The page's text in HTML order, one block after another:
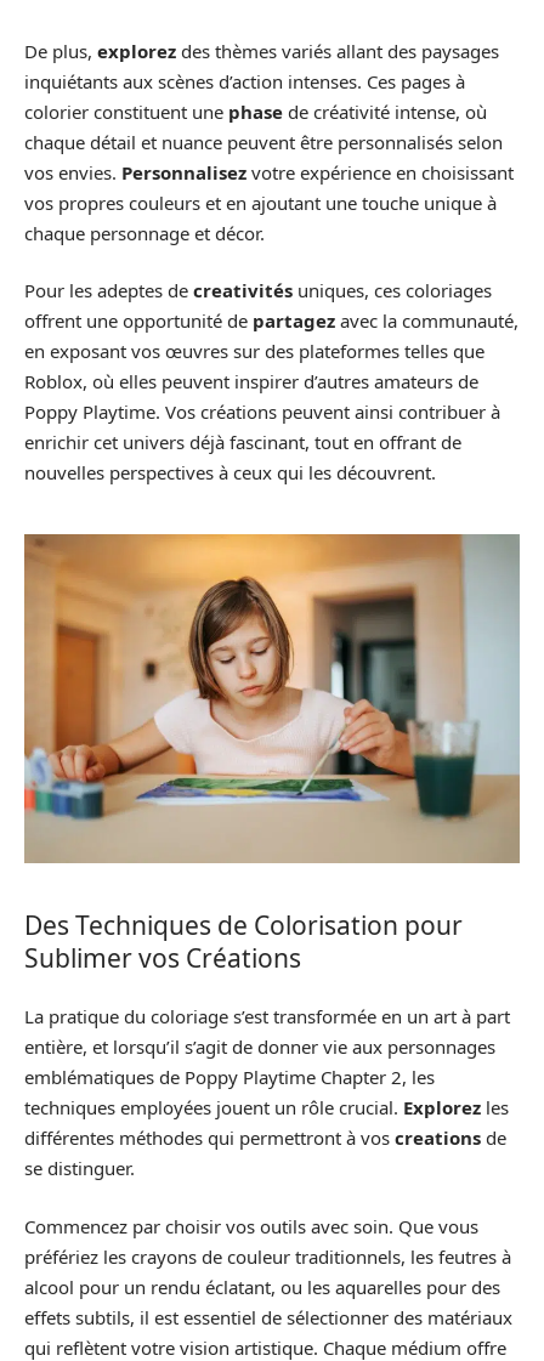
De plus, explorez des thèmes variés allant des paysages
inquiétants aux scènes d’action intenses. Ces pages à
colorier constituent une phase de créativité intense, où
chaque détail et nuance peuvent être personnalisés selon
vos envies. Personnalisez votre expérience en choisissant
vos propres couleurs et en ajoutant une touche unique à
chaque personnage et décor.
Pour les adeptes de creativités uniques, ces coloriages
offrent une opportunité de partagez avec la communauté,
en exposant vos œuvres sur des plateformes telles que
Roblox, où elles peuvent inspirer d’autres amateurs de
Poppy Playtime. Vos créations peuvent ainsi contribuer à
enrichir cet univers déjà fascinant, tout en offrant de
nouvelles perspectives à ceux qui les découvrent.
Des Techniques de Colorisation pour
Sublimer vos Créations
La pratique du coloriage s’est transformée en un art à part
entière, et lorsqu’il s’agit de donner vie aux personnages
emblématiques de Poppy Playtime Chapter 2, les
techniques employées jouent un rôle crucial. Explorez les
différentes méthodes qui permettront à vos creations de
se distinguer.
Commencez par choisir vos outils avec soin. Que vous
préfériez les crayons de couleur traditionnels, les feutres à
alcool pour un rendu éclatant, ou les aquarelles pour des
effets subtils, il est essentiel de sélectionner des matériaux
qui reflètent votre vision artistique. Chaque médium offre